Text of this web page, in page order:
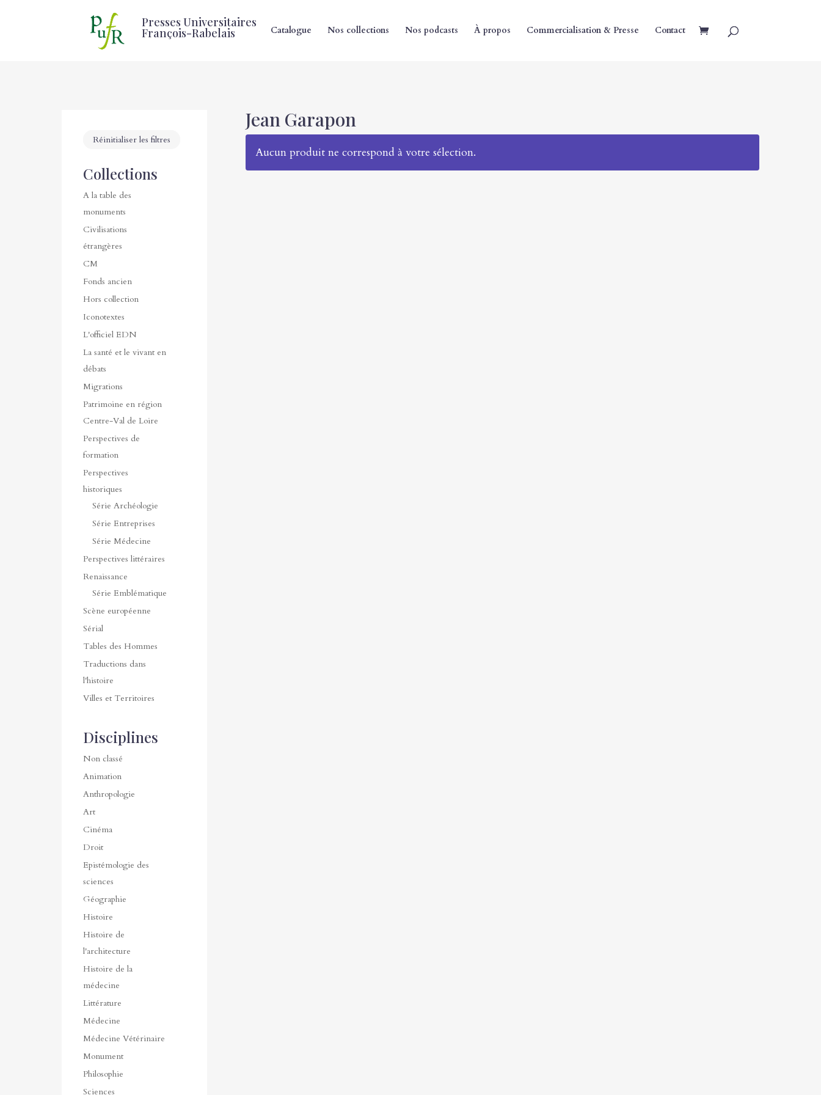
Presses Universitaires
François-Rabelais Catalogue Nos collections Nos podcasts À propos Commercialisation & Presse Contact
Réinitialiser les filtres
Collections
A la table des
monuments
Civilisations
étrangères
CM
Fonds ancien
Hors collection
Iconotextes
L'officiel EDN
La santé et le vivant en
débats
Migrations
Patrimoine en région
Centre-Val de Loire
Perspectives de
formation
Perspectives
historiques
Série Archéologie
Série Entreprises
Série Médecine
Perspectives littéraires
Renaissance
Série Emblématique
Scène européenne
Sérial
Tables des Hommes
Traductions dans
l'histoire
Villes et Territoires
Disciplines
Non classé
Animation
Anthropologie
Art
Cinéma
Droit
Epistémologie des
sciences
Géographie
Histoire
Histoire de
l'architecture
Histoire de la
médecine
Littérature
Médecine
Médecine Vétérinaire
Monument
Philosophie
Sciences
Jean Garapon
Aucun produit ne correspond à votre sélection.